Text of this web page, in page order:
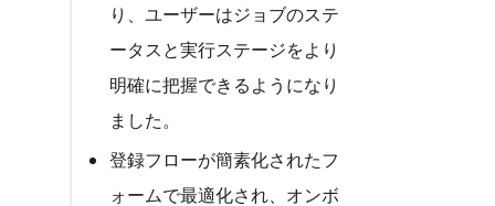
り、ユーザーはジョブのステ
ータスと実行ステージをより
明確に把握できるようになり
ました。
登録フローが簡素化されたフ
ォームで最適化され、オンボ